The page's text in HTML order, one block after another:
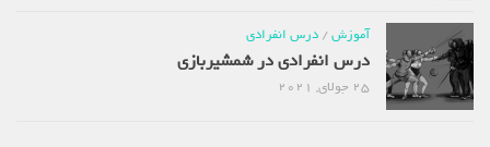
آموزش/ درس انفرادی
درس انفرادی در شمشیربازی
25 جولای, 2021